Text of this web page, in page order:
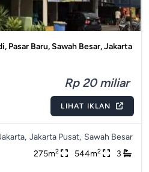
Pasar Baru, Sawah Besar, Jakarta
Rp 20 miliar
LIHAT IKLAN
Jakarta Pusat, Sawah Besar
275m2 544m2 3